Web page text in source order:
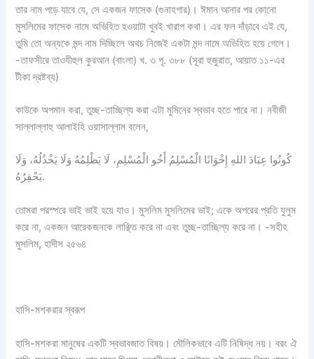
তার নাম পড়ে যাবে যে, সে একজন ফাসেক (গুনাহগার)। ঈমান আনার পর কোনো
মুসলিমের ফাসেক নামে অভিহিত হওয়াটা খুবই খারাপ কথা। এর ফল দাঁড়াবে এই যে,
তুমি তো অন্যকে মন্দ নাম দিচ্ছিলে অথচ নিজেই একটা মন্দ নামে অভিহিত হয়ে গেলে।
-তাফসীরে তাওযীহুল কুরআন (বাংলা) খ. ৩ পৃ. ৩৮৮ (সূরা হুজুরাত, আয়াত ১১-এর
টীকা দ্রষ্টব্য)
কাউকে অপমান করা, তুচ্ছ-তাচ্ছিল্য করা এটা মুমিনের স্বভাব হতে পারে না। নবীজী
সাল্লাল্লাহু আলাইহি ওয়াসাল্লাম বলেন,
كُونُوا عِبَادَ اللهِ إِخْوَانًا الْمُسْلِمُ أَخُو الْمُسْلِمِ، لَا يَظْلِمُهُ وَلَا يَخْذُلُهُ، وَلَا
يَحْقِرُهُ.
তোমরা পরস্পরে ভাই ভাই হয়ে যাও। মুসলিম মুসলিমের ভাই; একে অপরের প্রতি যুলুম
করে না, একজন আরেকজনকে লাঞ্ছিত করে না এবং তুচ্ছ-তাচ্ছিল্য করে না। -সহীহ
মুসলিম, হাদীস ২৫৬৪
হাসি-মশকরার স্বরূপ
হাসি-মশকরা মানুষের একটি স্বভাবজাত বিষয়। মৌলিকভাবে এটি নিষিদ্ধ নয়। বরং ঐ